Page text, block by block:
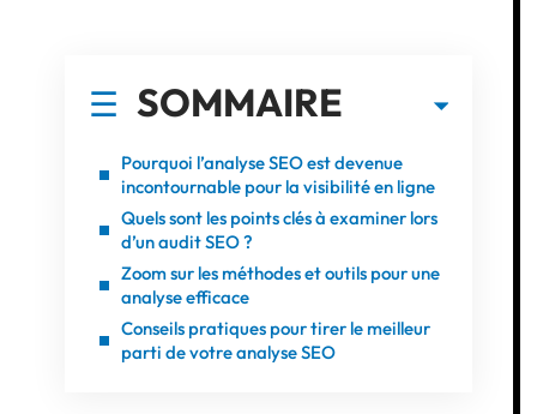
SOMMAIRE
Pourquoi l’analyse SEO est devenue
incontournable pour la visibilité en ligne
Quels sont les points clés à examiner lors
d’un audit SEO ?
Zoom sur les méthodes et outils pour une
analyse efficace
Conseils pratiques pour tirer le meilleur
parti de votre analyse SEO